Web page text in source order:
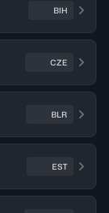
BIH
CZE
BLR
EST